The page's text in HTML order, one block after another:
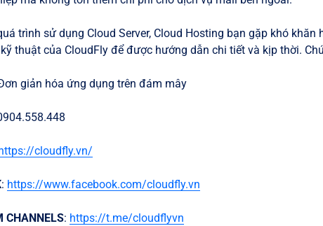
trình sử dụng Cloud Server, Cloud Hosting bạn gặp khó
thuật của CloudFly để được hướng dẫn chi tiết và kịp thời.
giản hóa ứng dụng trên đám mây
cloudfly.vn/
: https://www.facebook.com/cloudfly.vn
CHANNELS: https://t.me/cloudflyvn